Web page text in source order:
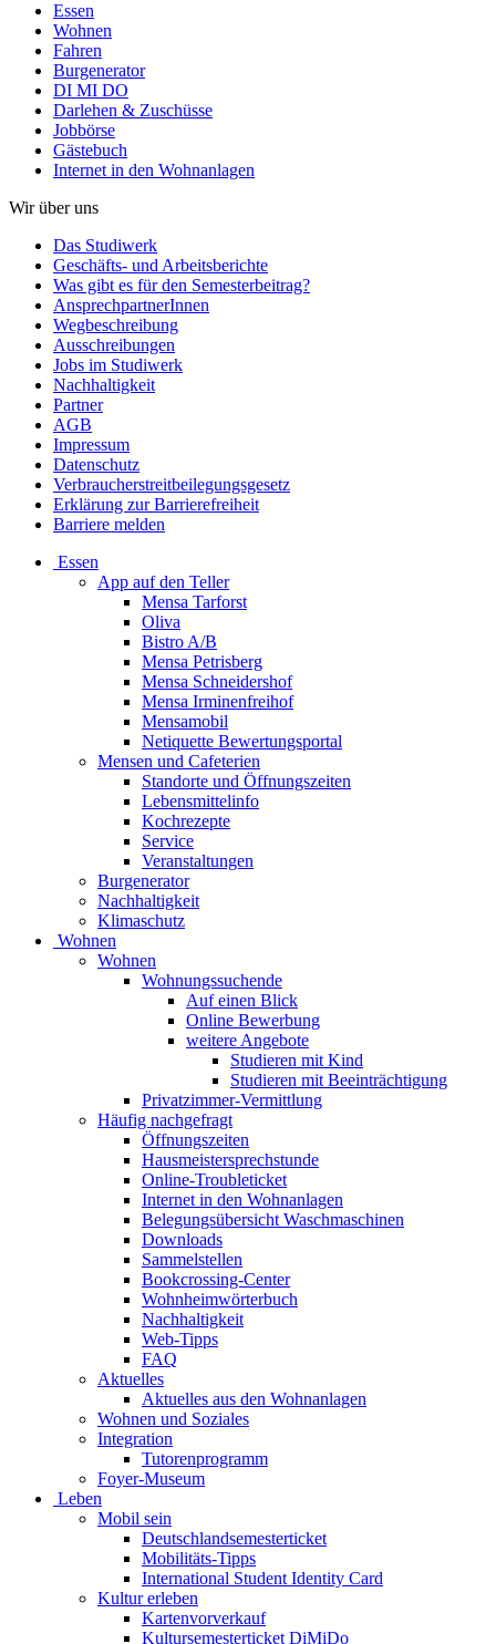
Essen
Wohnen
Fahren
Burgenerator
DI MI DO
Darlehen & Zuschüsse
Jobbörse
Gästebuch
Internet in den Wohnanlagen
Wir über uns
Das Studiwerk
Geschäfts- und Arbeitsberichte
Was gibt es für den Semesterbeitrag?
AnsprechpartnerInnen
Wegbeschreibung
Ausschreibungen
Jobs im Studiwerk
Nachhaltigkeit
Partner
AGB
Impressum
Datenschutz
Verbraucherstreitbeilegungsgesetz
Erklärung zur Barrierefreiheit
Barriere melden
Essen
App auf den Teller
Mensa Tarforst
Oliva
Bistro A/B
Mensa Petrisberg
Mensa Schneidershof
Mensa Irminenfreihof
Mensamobil
Netiquette Bewertungsportal
Mensen und Cafeterien
Standorte und Öffnungszeiten
Lebensmittelinfo
Kochrezepte
Service
Veranstaltungen
Burgenerator
Nachhaltigkeit
Klimaschutz
Wohnen
Wohnen
Wohnungssuchende
Auf einen Blick
Online Bewerbung
weitere Angebote
Studieren mit Kind
Studieren mit Beeinträchtigung
Privatzimmer-Vermittlung
Häufig nachgefragt
Öffnungszeiten
Hausmeistersprechstunde
Online-Troubleticket
Internet in den Wohnanlagen
Belegungsübersicht Waschmaschinen
Downloads
Sammelstellen
Bookcrossing-Center
Wohnheimwörterbuch
Nachhaltigkeit
Web-Tipps
FAQ
Aktuelles
Aktuelles aus den Wohnanlagen
Wohnen und Soziales
Integration
Tutorenprogramm
Foyer-Museum
Leben
Mobil sein
Deutschlandsemesterticket
Mobilitäts-Tipps
International Student Identity Card
Kultur erleben
Kartenvorverkauf
Kultursemesterticket DiMiDo